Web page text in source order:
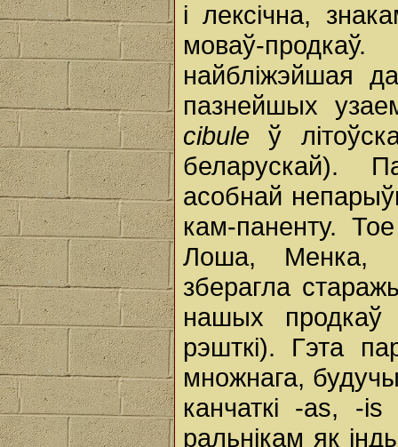
і лексічна,
моваў-
найбліжэйшая
пазнейшых
cibule ў
беларускай).
асобнай
кам-паненту.
Лоша, Менка,
зберагла
нашых
рэшткі). Гэта
множнага,
канчаткі -as, -
ральнікам як